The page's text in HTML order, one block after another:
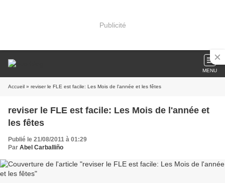
Publicité
MENU
Accueil » reviser le FLE est facile: Les Mois de l'année et les fêtes
reviser le FLE est facile: Les Mois de l'année et
les fêtes
Publié le 21/08/2011 à 01:29
Par Abel Carballiño